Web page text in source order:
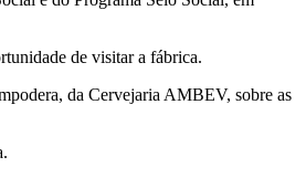
de visitar a fábrica.
da Cervejaria AMBEV, sobre as